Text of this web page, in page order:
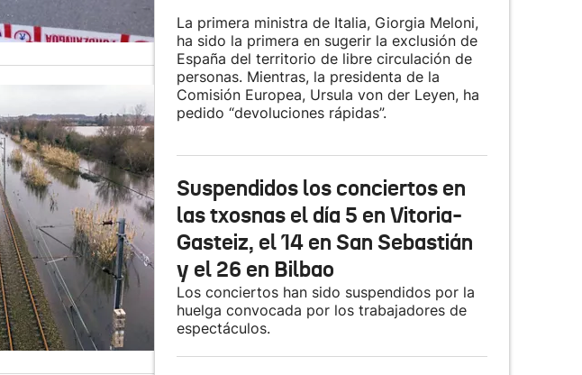
La primera ministra de Italia, Giorgia Meloni,
ha sido la primera en sugerir la exclusión de
España del territorio de libre circulación de
personas. Mientras, la presidenta de la
Comisión Europea, Ursula von der Leyen, ha
pedido “devoluciones rápidas”.
Suspendidos los conciertos en
las txosnas el día 5 en Vitoria-
Gasteiz, el 14 en San Sebastián
y el 26 en Bilbao
Los conciertos han sido suspendidos por la
huelga convocada por los trabajadores de
espectáculos.